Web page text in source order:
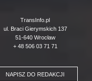
TransInfo.pl
ul. Braci Gierymskich 137
51-640 Wrocław
+ 48 506 03 71 71
NAPISZ DO REDAKCJI